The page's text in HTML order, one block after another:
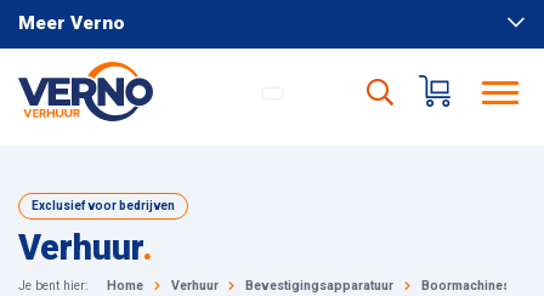
Meer Verno
Exclusief voor bedrijven
Verhuur.
Je bent hier: Home Verhuur Bevestigingsapparatuur Boormachines